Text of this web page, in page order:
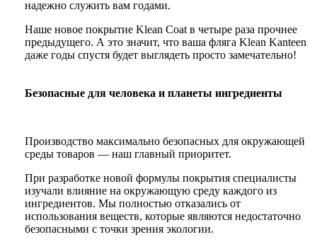
надежно служить вам годами.
Наше новое покрытие Klean Coat в четыре раза прочнее
предыдущего. А это значит, что ваша фляга Klean Kanteen
даже годы спустя будет выглядеть просто замечательно!
Безопасные для человека и планеты ингредиенты
Производство максимально безопасных для окружающей
среды товаров — наш главный приоритет.
При разработке новой формулы покрытия специалисты
изучали влияние на окружающую среду каждого из
ингредиентов. Мы полностью отказались от
использования веществ, которые являются недостаточно
безопасными с точки зрения экологии.